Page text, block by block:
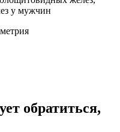
у мужчин
обратиться,